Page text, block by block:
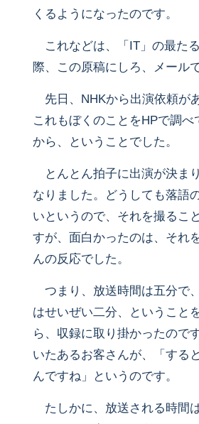
くるようになったのです。
これなどは、「IT」の最た
際、この原稿にしろ、メール
先日、NHKから出演依頼が
これもぼくのことをHPで調べ
から、ということでした。
とんとん拍子に出演が決ま
なりました。どうしても落語
いというので、それを撮るこ
すが、面白かったのは、それ
んの反応でした。
つまり、放送時間は五分で
はせいぜい二分、ということ
ら、収録に取り掛かったので
いたあるお客さんが、「する
んですね」というのです。
たしかに、放送される時間